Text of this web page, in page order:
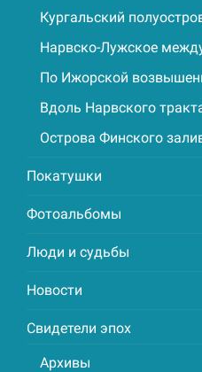
Кургальский
Нарвско-Лужское
По Ижорской
Вдоль Нарвского
Острова Финского
Покатушки
Фотоальбомы
Люди и судьбы
Новости
Свидетели эпох
Архивы